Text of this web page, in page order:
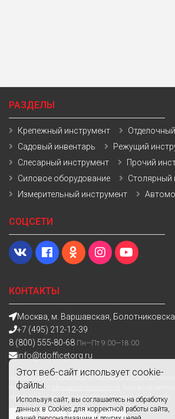
Этот веб-сайт использует cookie-
файлы.
Используя сайт, вы соглашаетесь на обработку
данных в Cookies для корректной работы сайта,
КОНТАКТЫ
Москва, м. Варшавская,
+7 (495) 212-12-39
8 (800) 555-80-68 Пн—Пт 9:00—18:00
info@tdofficetorg.ru
Мы получаем и обрабатываем персональные данные
соответствии с
. Если вы не даете
персональных данных,вам необходимо покинуть наш сайт.
РАЗДЕЛЫ
Крепежный инструмент
Садовый инвентарь
Режущий
Слесарный инструмент
Прочий
Силовое оборудование
Столярный
Измерительный инструмент
СОЦСЕТИ